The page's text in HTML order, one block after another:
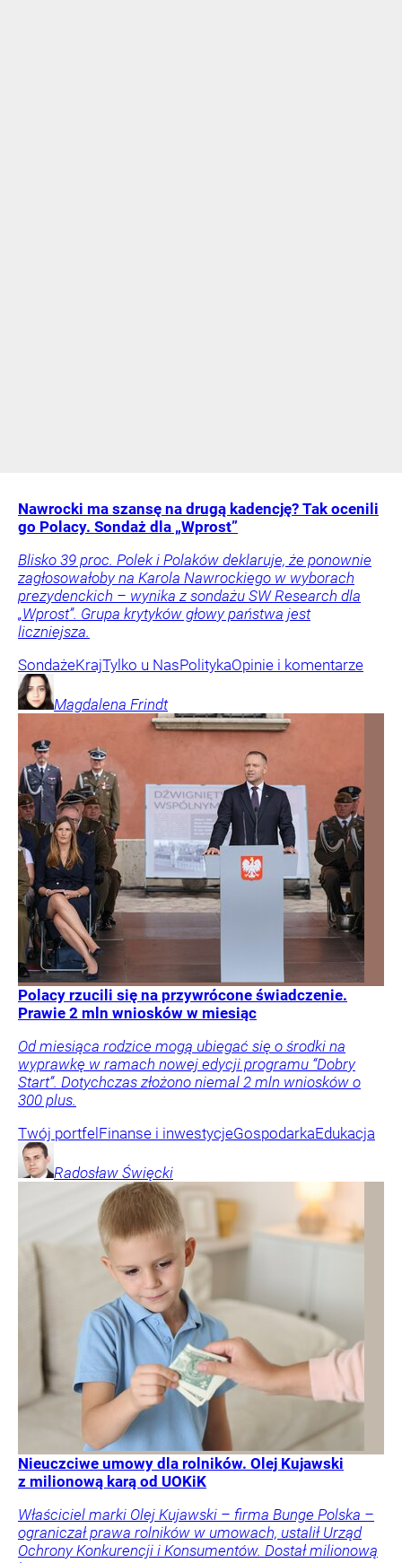
Nawrocki ma szansę na drugą kadencję? Tak ocenili
go Polacy. Sondaż dla „Wprost”
Blisko 39 proc. Polek i Polaków deklaruje, że ponownie
zagłosowałoby na Karola Nawrockiego w wyborach
prezydenckich – wynika z sondażu SW Research dla
„Wprost”. Grupa krytyków głowy państwa jest
liczniejsza.
SondażeKrajTylko u NasPolitykaOpinie i komentarze
Magdalena Frindt
Polacy rzucili się na przywrócone świadczenie.
Prawie 2 mln wniosków w miesiąc
Od miesiąca rodzice mogą ubiegać się o środki na
wyprawkę w ramach nowej edycji programu “Dobry
Start”. Dotychczas złożono niemal 2 mln wniosków o
300 plus.
Twój portfel Finanse i inwestycjeGospodarkaEdukacja
Radosław Święcki
Nieuczciwe umowy dla rolników. Olej Kujawski
z milionową karą od UOKiK
Właściciel marki Olej Kujawski – firma Bunge Polska –
ograniczał prawa rolników w umowach, ustalił Urząd
Ochrony Konkurencji i Konsumentów. Dostał milionową